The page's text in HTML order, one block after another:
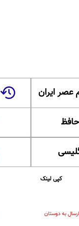
عصر ایران
کپی لینک
ارسال به دوستان